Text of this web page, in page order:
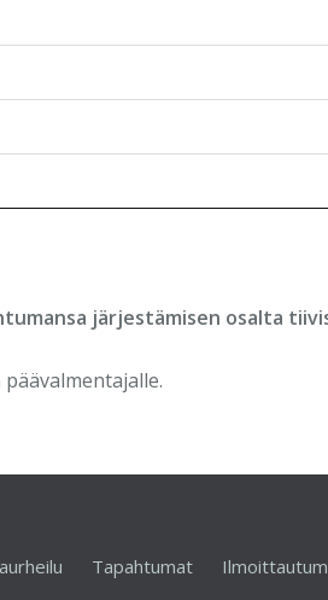
järjestämisen osalta
Tapahtumat